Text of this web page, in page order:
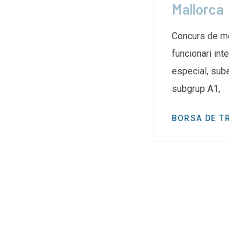
Mallorca
Concurs de
funcionari
especial,
subgrup A1,
BORSA DE